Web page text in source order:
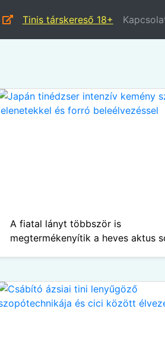
Tinis társkereső 18+
A fiatal lányt többször is
megtermékenyítik a heves aktus